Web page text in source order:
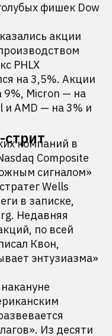
фишек Dow
акции
PHLX
на 3,5%. Акции
9%, Micron — на
и AMD — на 3% и
стрит
компаний в
Composite
сигналом»
Wells
в записке,
Недавняя
по всей
Квон,
энтузиазма»
Из десяти